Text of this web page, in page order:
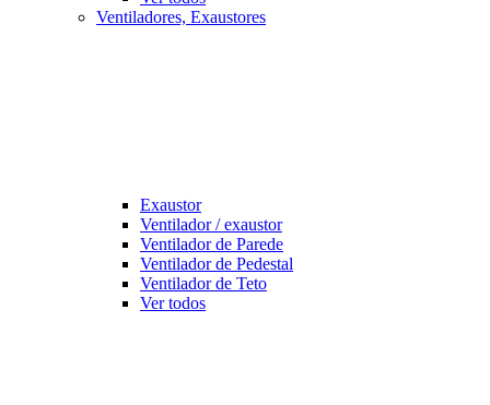
Ventiladores, Exaustores
Exaustor
Ventilador / exaustor
Ventilador de Parede
Ventilador de Pedestal
Ventilador de Teto
Ver todos